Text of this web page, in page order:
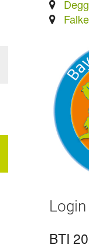
Login
BTI